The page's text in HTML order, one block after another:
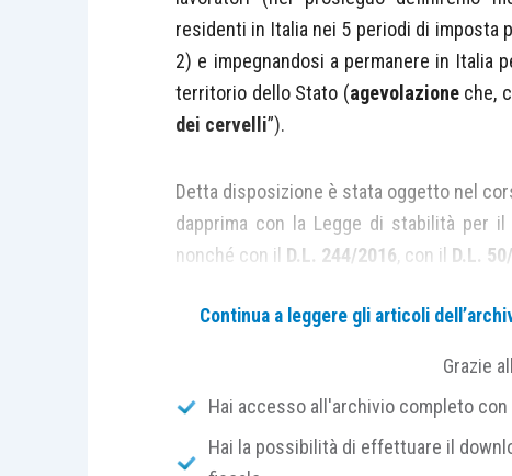
residenti in Italia nei 5 periodi di imposta
2) e impegnandosi a permanere in Italia
territorio dello Stato (agevolazioneche,
dei cervelli”).
Detta disposizione è stata oggetto nel
dapprima con la Legge di stabilità per
nonché con il D.L. 244/2016, con il D.L.
Più di recente, in particolar modo con
(cosiddetto “Decreto crescita”), il
richiestiexlege per l’attribuzione dei
Continua a leggere gli articoli
Grazie
Hai accesso all'archivio completo
Hai la possibilità di effettuare il